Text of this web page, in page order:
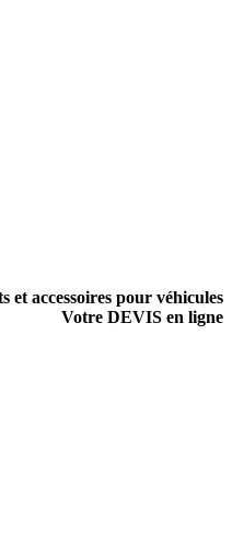
et accessoires pour véhicules
Votre DEVIS en ligne